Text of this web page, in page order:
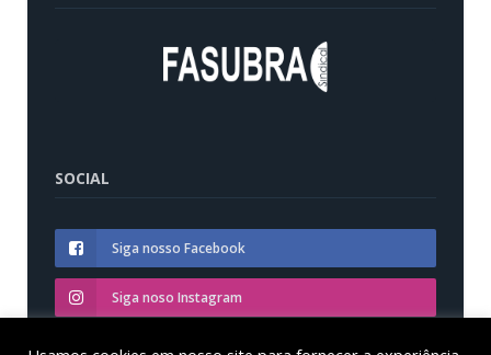
SOCIAL
Siga nosso Facebook
Siga noso Instagram
Siga nosso YouTube